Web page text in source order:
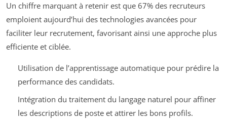
Un chiffre marquant à retenir est que 67% des recruteurs
emploient aujourd’hui des technologies avancées pour
faciliter leur recrutement, favorisant ainsi une approche plus
efficiente et ciblée.
Utilisation de l’apprentissage automatique pour prédire la
performance des candidats.
Intégration du traitement du langage naturel pour affiner
les descriptions de poste et attirer les bons profils.